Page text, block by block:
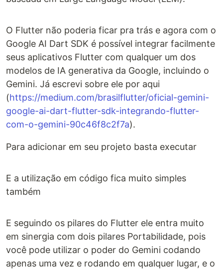
O Flutter não poderia ficar pra trás e agora com o
Google AI Dart SDK é possível integrar facilmente
seus aplicativos Flutter com qualquer um dos
modelos de IA generativa da Google, incluindo o
Gemini. Já escrevi sobre ele por aqui
(https://medium.com/brasilflutter/oficial-gemini-
google-ai-dart-flutter-sdk-integrando-flutter-
com-o-gemini-90c46f8c2f7a).
Para adicionar em seu projeto basta executar
E a utilização em código fica muito simples
também
E seguindo os pilares do Flutter ele entra muito
em sinergia com dois pilares Portabilidade, pois
você pode utilizar o poder do Gemini codando
apenas uma vez e rodando em qualquer lugar, e o